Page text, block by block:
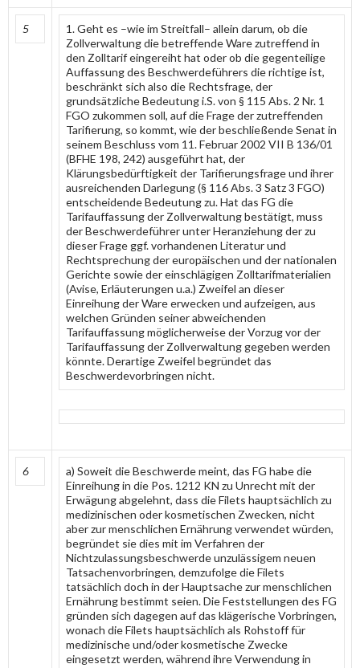
5
1. Geht es –wie im Streitfall– allein darum, ob die
Zollverwaltung die betreffende Ware zutreffend in
den Zolltarif eingereiht hat oder ob die gegenteilige
Auffassung des Beschwerdeführers die richtige ist,
beschränkt sich also die Rechtsfrage, der
grundsätzliche Bedeutung i.S. von § 115 Abs. 2 Nr. 1
FGO zukommen soll, auf die Frage der zutreffenden
Tarifierung, so kommt, wie der beschließende Senat in
seinem Beschluss vom 11. Februar 2002 VII B 136/01
(BFHE 198, 242) ausgeführt hat, der
Klärungsbedürftigkeit der Tarifierungsfrage und ihrer
ausreichenden Darlegung (§ 116 Abs. 3 Satz 3 FGO)
entscheidende Bedeutung zu. Hat das FG die
Tarifauffassung der Zollverwaltung bestätigt, muss
der Beschwerdeführer unter Heranziehung der zu
dieser Frage ggf. vorhandenen Literatur und
Rechtsprechung der europäischen und der nationalen
Gerichte sowie der einschlägigen Zolltarifmaterialien
(Avise, Erläuterungen u.a.) Zweifel an dieser
Einreihung der Ware erwecken und aufzeigen, aus
welchen Gründen seiner abweichenden
Tarifauffassung möglicherweise der Vorzug vor der
Tarifauffassung der Zollverwaltung gegeben werden
könnte. Derartige Zweifel begründet das
Beschwerdevorbringen nicht.
6
a) Soweit die Beschwerde meint, das FG habe die
Einreihung in die Pos. 1212 KN zu Unrecht mit der
Erwägung abgelehnt, dass die Filets hauptsächlich zu
medizinischen oder kosmetischen Zwecken, nicht
aber zur menschlichen Ernährung verwendet würden,
begründet sie dies mit im Verfahren der
Nichtzulassungsbeschwerde unzulässigem neuen
Tatsachenvorbringen, demzufolge die Filets
tatsächlich doch in der Hauptsache zur menschlichen
Ernährung bestimmt seien. Die Feststellungen des FG
gründen sich dagegen auf das klägerische Vorbringen,
wonach die Filets hauptsächlich als Rohstoff für
medizinische und/oder kosmetische Zwecke
eingesetzt werden, während ihre Verwendung in